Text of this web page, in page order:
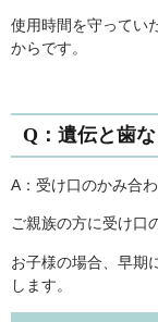
使用時間を守ってい
からです。
Q：遺伝と歯
A：受け口のかみ合
ご親族の方に受け口
お子様の場合、早期
します。